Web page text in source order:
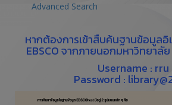
Advanced Search
หากต้องการเข้าสืบค้นฐานข้อมูล
EBSCO จากภายนอกมหาวิทยาลั
Username : rru
Password :